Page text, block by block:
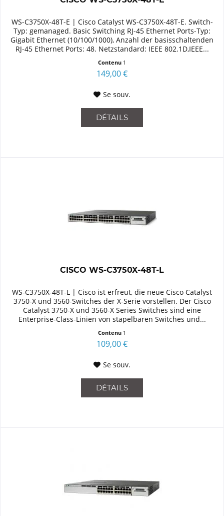
WS-C3750X-48T-E | Cisco Catalyst WS-C3750X-48T-E. Switch-
Typ: gemanaged. Basic Switching RJ-45 Ethernet Ports-Typ:
Gigabit Ethernet (10/100/1000), Anzahl der basisschaltenden
RJ-45 Ethernet Ports: 48. Netzstandard: IEEE 802.1D,IEEE...
Contenu 1
149,00 €
Se souv.
DÉTAILS
CISCO WS-C3750X-48T-L
WS-C3750X-48T-L | Cisco ist erfreut, die neue Cisco Catalyst
3750-X und 3560-Switches der X-Serie vorstellen. Der Cisco
Catalyst 3750-X und 3560-X Series Switches sind eine
Enterprise-Class-Linien von stapelbaren Switches und...
Contenu 1
109,00 €
Se souv.
DÉTAILS